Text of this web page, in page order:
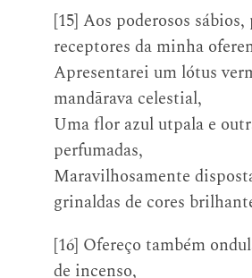
[15] Aos poderosos
receptores da minha
Apresentarei um lótus
mandārava celestial,
Uma flor azul utpala e
perfumadas,
Maravilhosamente
grinaldas de cores
[16] Ofereço também
de incenso,